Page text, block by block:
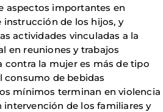
aspectos importantes en
de los hijos, y
actividades vinculadas a la
en reuniones y trabajos
contra la mujer es más de tipo
consumo de bebidas
mínimos terminan en violencia
intervención de los familiares y